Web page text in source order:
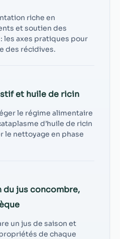
riche en
et soutien des
les axes pratiques pour
des récidives.
et huile de ricin
le régime alimentaire
d’huile de ricin
le nettoyage en phase
du jus concombre,
un jus de saison et
de chaque